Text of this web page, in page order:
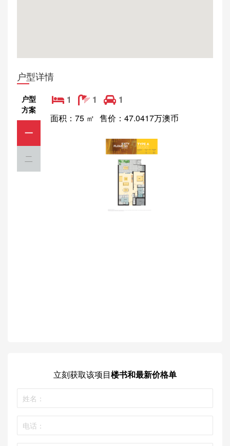
户型详情
户型
方案
一
二
1 1
1
面积：75 ㎡ 售价：47.0417万澳币
立刻获取该项目楼书和最新价格单